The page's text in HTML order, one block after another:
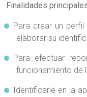
Finalidades
Para crear un
elaborar su
Para efectuar
funcionamiento de
Identificarle en la